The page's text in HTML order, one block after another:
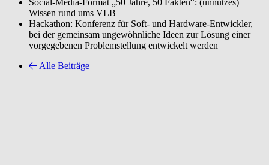
Wissen rund ums VLB
Hackathon: Konferenz für Soft- und Hardware-Entwickler,
bei der gemeinsam ungewöhnliche Ideen zur Lösung einer
vorgegebenen Problemstellung entwickelt werden
Alle Beiträge